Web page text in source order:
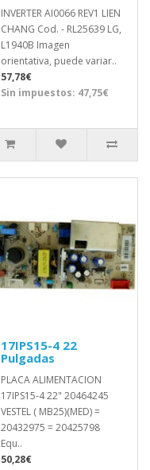
INVERTER AI0066 REV1 LIEN
CHANG Cod. - RL25639 LG,
L1940B Imagen
orientativa, puede variar..
57,78€
Sin impuestos: 47,75€
17IPS15-4 22
Pulgadas
PLACA ALIMENTACION
17IPS15-4 22" 20464245
VESTEL ( MB25)(MED) =
20432975 = 20425798
Equ..
50,28€